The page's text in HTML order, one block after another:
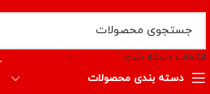
انتخاب دسته بندی
دسته بندی محصولات